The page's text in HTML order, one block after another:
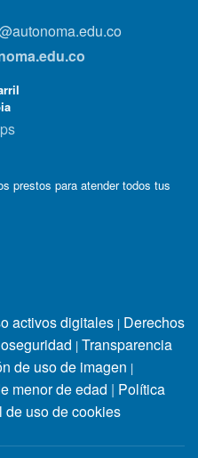
prestos para atender todos tus
activos digitales | Derechos
| Transparencia
de uso de imagen |
menor de edad | Política
de uso de cookies